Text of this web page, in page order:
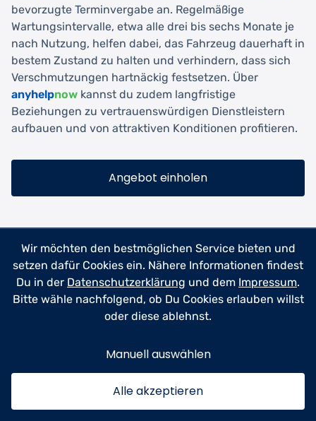
bevorzugte Terminvergabe an. Regelmäßige
Wartungsintervalle, etwa alle drei bis sechs Monate je
nach Nutzung, helfen dabei, das Fahrzeug dauerhaft in
bestem Zustand zu halten und verhindern, dass sich
Verschmutzungen hartnäckig festsetzen. Über
anyhelpnow kannst du zudem langfristige
Beziehungen zu vertrauenswürdigen Dienstleistern
aufbauen und von attraktiven Konditionen profitieren.
Angebot einholen
Zukunftstrends in der
Autoaufbereitung
weiter, getrieben von technologischen Innovationen
und steigendem Umweltbewusstsein. Ein bedeutender
Trend ist die zunehmende Nutzung
umweltfreundlicher Reinigungsprodukte und
Wir möchten den bestmöglichen Service bieten und
setzen dafür Cookies ein. Nähere Informationen findest
Du in der Datenschutzerklärung und dem Impressum.
Bitte wähle nachfolgend, ob Du Cookies erlauben willst
oder diese ablehnst.
Manuell auswählen
Alle akzeptieren